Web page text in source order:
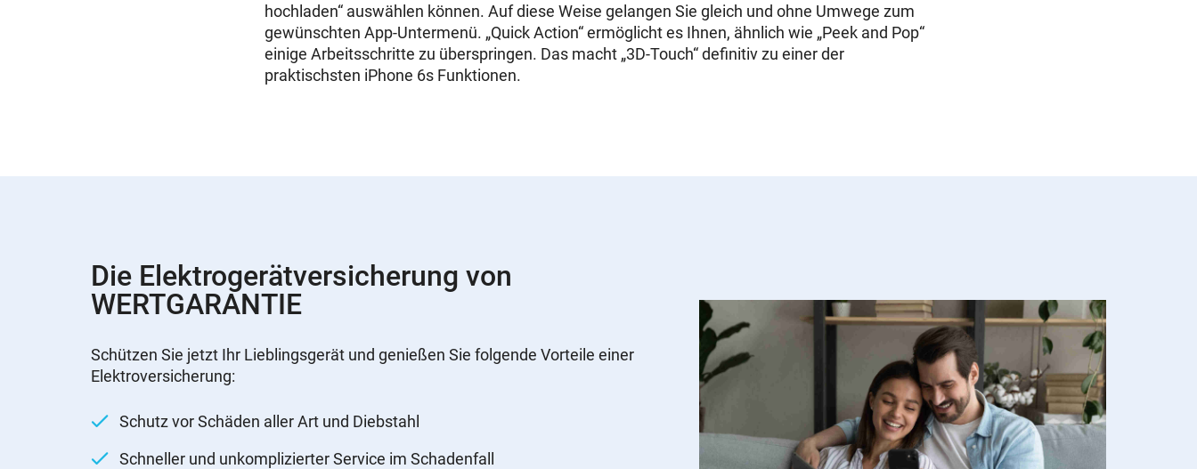
hochladen“ auswählen können. Auf diese Weise gelangen Sie gleich und ohne Umwege zum
gewünschten App-Untermenü. „Quick Action“ ermöglicht es Ihnen, ähnlich wie „Peek and Pop“
einige Arbeitsschritte zu überspringen. Das macht „3D-Touch“ definitiv zu einer der
praktischsten iPhone 6s Funktionen.
Die Elektrogerätversicherung von
WERTGARANTIE
Schützen Sie jetzt Ihr Lieblingsgerät und genießen Sie folgende Vorteile einer
Elektroversicherung:
Schutz vor Schäden aller Art und Diebstahl
Schneller und unkomplizierter Service im Schadenfall